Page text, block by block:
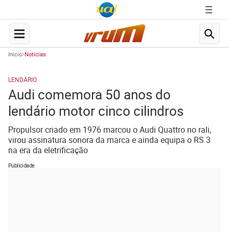
Início Notícias
LENDÁRIO
Audi comemora 50 anos do
lendário motor cinco cilindros
Propulsor criado em 1976 marcou o Audi Quattro no rali,
virou assinatura sonora da marca e ainda equipa o RS 3
na era da eletrificação
Publicidade